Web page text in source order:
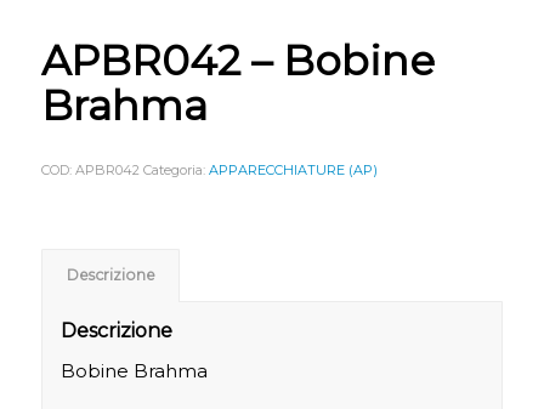
APBR042 – Bobine
Brahma
COD: APBR042 Categoria: APPARECCHIATURE (AP)
Descrizione
Descrizione
Bobine Brahma